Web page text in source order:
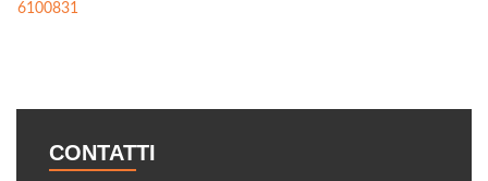
6100831
CONTATTI